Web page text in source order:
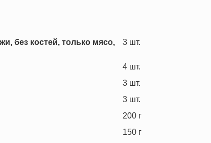
без костей, только мясо,
3 шт.
4 шт.
3 шт.
3 шт.
200 г
150 г